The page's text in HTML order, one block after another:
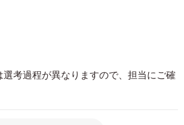
考過程が異なりますので、担当にご確